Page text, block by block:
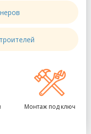
Монтаж под ключ